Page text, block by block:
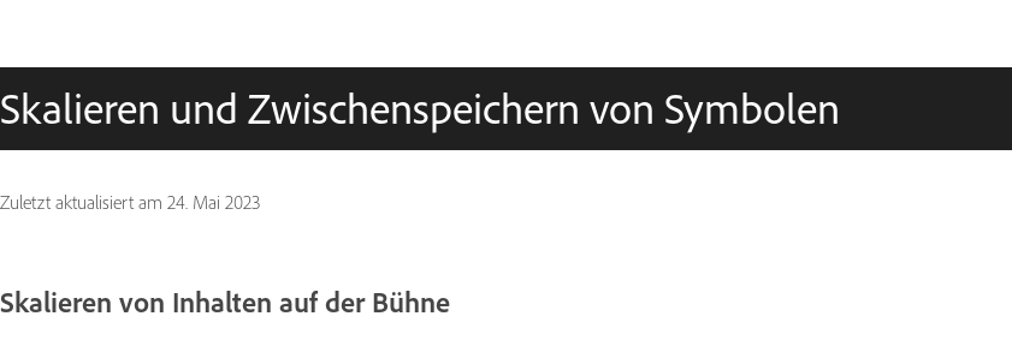
Skalieren und Zwischenspeichern von Symbolen
Zuletzt aktualisiert am 24. Mai 2023
Skalieren von Inhalten auf der Bühne